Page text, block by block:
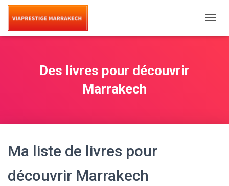
O
G
Des livres pour découvrir
Marrakech
Ma liste de livres pour
découvrir Marrakech